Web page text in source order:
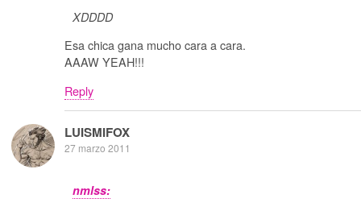
XDDDD
Esa chica gana mucho cara a cara.
AAAW YEAH!!!
Reply
LUISMIFOX
27 marzo 2011
nmlss: